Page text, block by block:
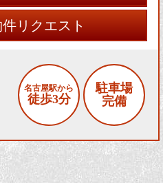
リクエスト
名古屋駅から
徒歩3分
駐車場
完備